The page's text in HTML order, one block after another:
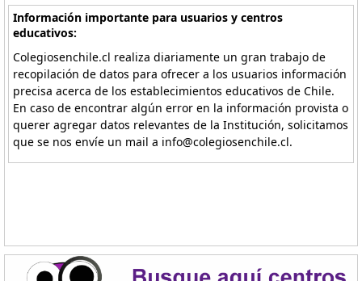
Información importante para usuarios y centros
educativos:
Colegiosenchile.cl realiza diariamente un gran trabajo de
recopilación de datos para ofrecer a los usuarios información
precisa acerca de los establecimientos educativos de Chile.
En caso de encontrar algún error en la información provista o
querer agregar datos relevantes de la Institución, solicitamos
que se nos envíe un mail a info@colegiosenchile.cl.